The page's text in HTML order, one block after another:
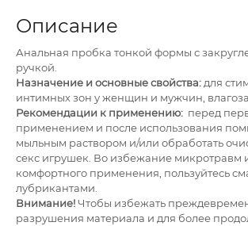
Описание
Анальная пробка тонкой формы с
ручкой.
Назначение и основные свойства:для
интимных зон у женщин и мужчин,
Рекомендации к применению: перед
применением и после использования
мыльным раствором и/или обработать
секс игрушек. Во избежание микротравм
комфортного применения, пользуйтесь
лубрикантами.
Внимание!Чтобы избежать
разрушения материала и для более